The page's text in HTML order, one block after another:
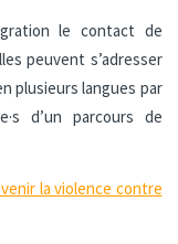
le contact de
peuvent s’adresser
plusieurs langues par
d’un parcours de
la violence contre